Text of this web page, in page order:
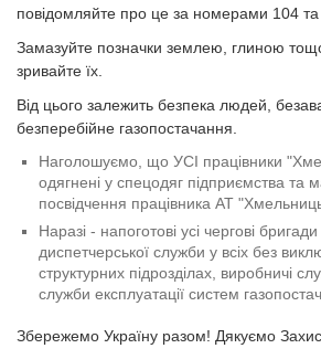
повідомляйте про це за номерами 104 та
Замазуйте позначки землею, глиною
зривайте їх.
Від цього залежить безпека людей,
безперебійне газопостачання.
Наголошуємо, що УСІ працівники
одягнені у спецодяг підприємства та
посвідчення працівника АТ
Наразі - напоготові усі чергові
диспетчерської служби у всіх без
структурних підрозділах, виробничі
служби експлуатації систем
Збережемо Україну разом! Дякуємо